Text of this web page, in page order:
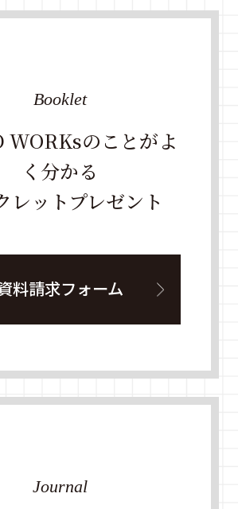
のことがよ
く分かる
レットプレゼント
Booklet
料請求フォーム
Journal